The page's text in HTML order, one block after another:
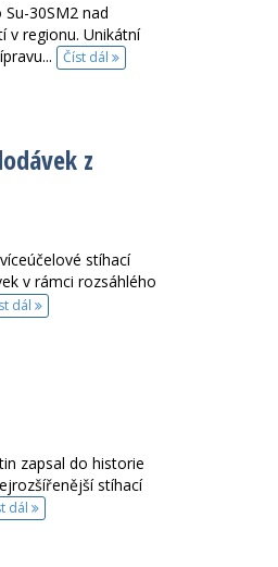
30SM2 nad
v regionu. Unikátní
Číst dál
z
stíhací
v rámci rozsáhlého
dál
zapsal do historie
stíhací
dál